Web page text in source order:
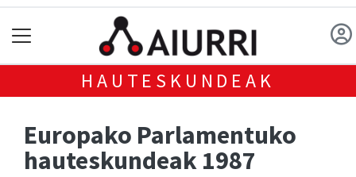
HAUTESKUNDEAK
Europako Parlamentuko
hauteskundeak 1987